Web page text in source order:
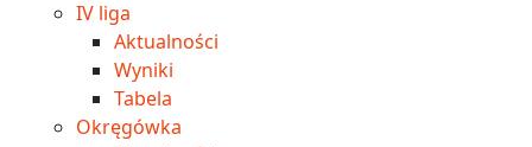
IV liga
Aktualności
Wyniki
Tabela
Okręgówka